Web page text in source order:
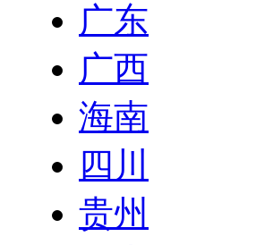
广东
广西
海南
四川
贵州